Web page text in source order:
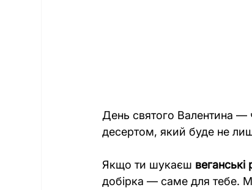
День святого Валентина —
десертом, який буде не
Якщо ти шукаєш веганські
добірка — саме для тебе.